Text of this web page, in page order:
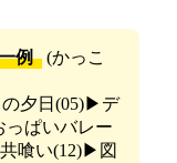
例
(かっこ
夕日(05)▶デ
ぱいバレー
喰い(12)▶図